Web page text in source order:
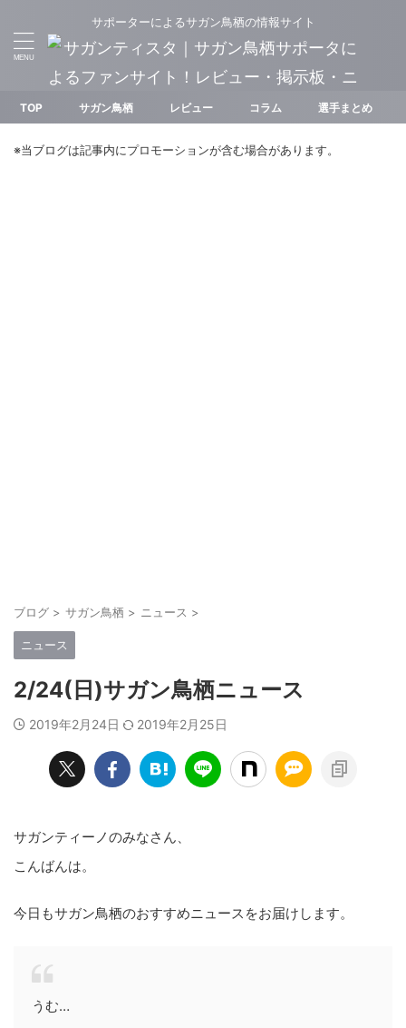
サポーターによるサガン鳥栖の情報サイト
TOP サガン鳥栖 レビュー コラム 選手まとめ
※当ブログは記事内にプロモーションが含む場合があります。
ブログ > サガン鳥栖 > ニュース >
ニュース
2/24(日)サガン鳥栖ニュース
2019年2月24日 2019年2月25日
サガンティーノのみなさん、
こんばんは。
今日もサガン鳥栖のおすすめニュースをお届けします。
うむ…